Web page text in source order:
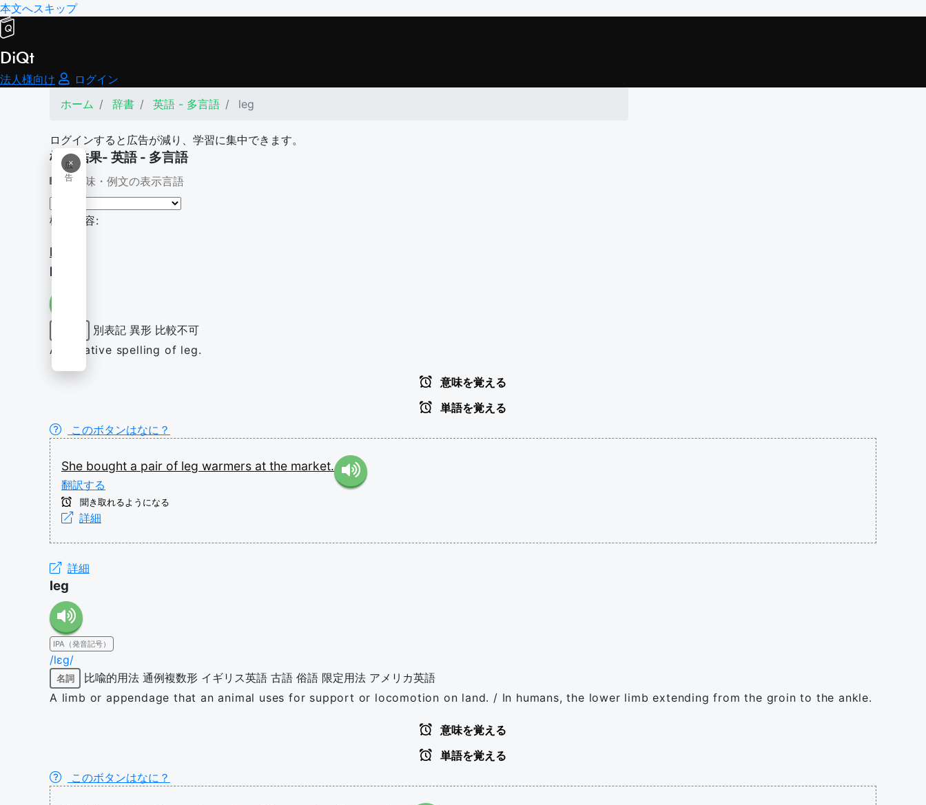
本文へスキップ
DiQt
法人様向け
ログイン
ホーム
辞書 英語 - 多言語 leg
ログインすると広告が減り、学習に集中できます。
×
広
告
検索結果- 英語 - 多言語
意味・例文の表示言語
検索内容:
leg
leg
別表記 異形 比較不可
Alternative spelling of leg.
意味を覚える
単語を覚える
このボタンはなに？
She bought a pair of leg warmers at the market.
翻訳する
聞き取れるようになる
詳細
詳細
leg
IPA（発音記号）
/lɛɡ/
名詞 比喩的用法 通例複数形 イギリス英語 古語 俗語 限定用法 アメリカ英語
A limb or appendage that an animal uses for support or locomotion on land. / In humans, the lower limb extending from the groin to the ankle.
意味を覚える
単語を覚える
このボタンはなに？